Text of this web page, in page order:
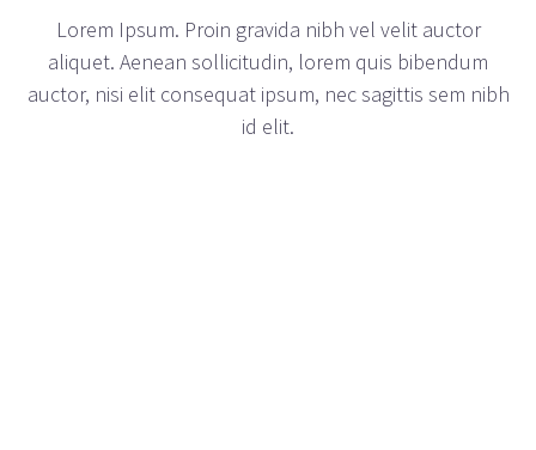
Lorem Ipsum. Proin gravida nibh vel velit auctor
aliquet. Aenean sollicitudin, lorem quis bibendum
auctor, nisi elit consequat ipsum, nec sagittis sem nibh
id elit.